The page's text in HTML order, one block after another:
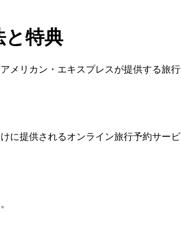
と特典
メリカン・エキスプレスが提供する
に提供されるオンライン旅行予約サ